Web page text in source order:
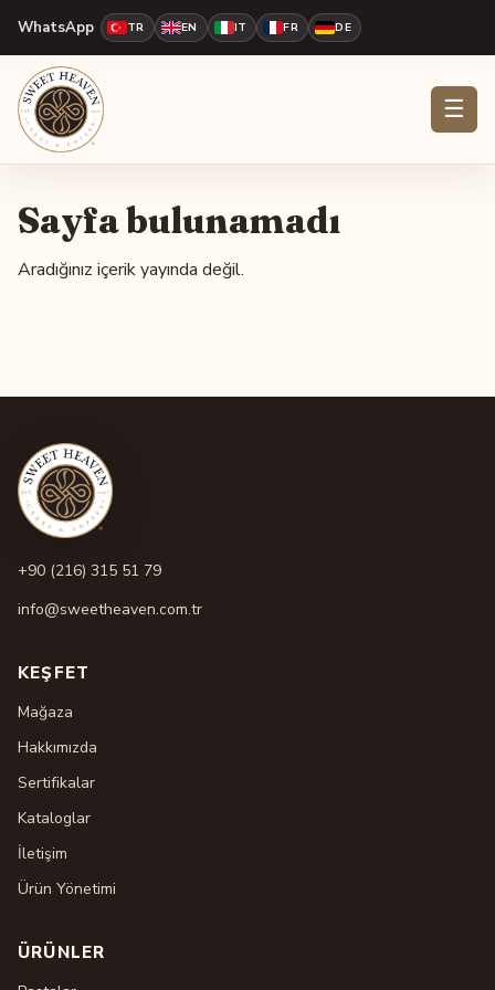
WhatsApp TR EN IT FR DE
☰
Sayfa bulunamadı
Aradığınız içerik yayında değil.
+90 (216) 315 51 79
info@sweetheaven.com.tr
KEŞFET
Mağaza
Hakkımızda
Sertifikalar
Kataloglar
İletişim
Ürün Yönetimi
ÜRÜNLER